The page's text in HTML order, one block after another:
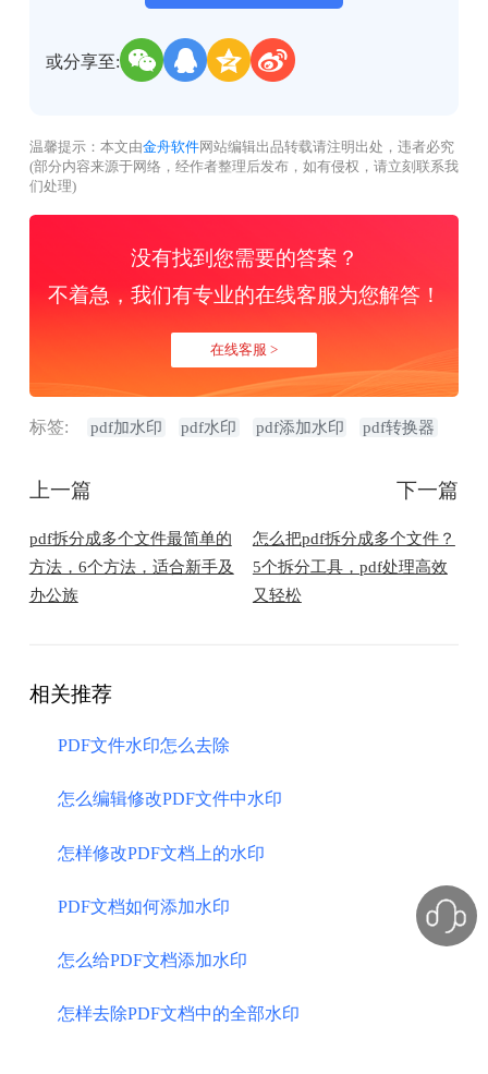
或分享至:
温馨提示：本文由金舟软件网站编辑出品转载请注明出处，违者必究
(部分内容来源于网络，经作者整理后发布，如有侵权，请立刻联系我
们处理)
没有找到您需要的答案？
不着急，我们有专业的在线客服为您解答！
在线客服 >
标签: pdf加水印 pdf水印 pdf添加水印 pdf转换器
上一篇
pdf拆分成多个文件最简单的
方法，6个方法，适合新手及
办公族
下一篇
怎么把pdf拆分成多个文件？
5个拆分工具，pdf处理高效
又轻松
相关推荐
PDF文件水印怎么去除
怎么编辑修改PDF文件中水印
怎样修改PDF文档上的水印
PDF文档如何添加水印
怎么给PDF文档添加水印
怎样去除PDF文档中的全部水印